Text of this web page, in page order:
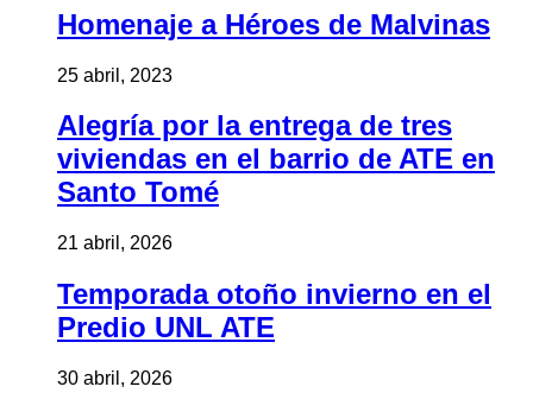
Homenaje a Héroes de Malvinas
25 abril, 2023
Alegría por la entrega de tres
viviendas en el barrio de ATE en
Santo Tomé
21 abril, 2026
Temporada otoño invierno en el
Predio UNL ATE
30 abril, 2026